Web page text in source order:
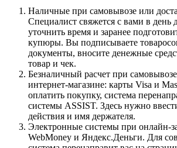
Наличные при самовывозе или
Специалист свяжется с вами в день
уточнить время и заранее
купюры. Вы подписываете
документы, вносите денежные
товар и чек.
Безналичный расчет при
интернет-магазине: карты Visa и
оплатить покупку, система
системы ASSIST. Здесь нужно
действия и имя держателя.
Электронные системы при онлайн-
WebMoney и Яндекс.Деньги. Для